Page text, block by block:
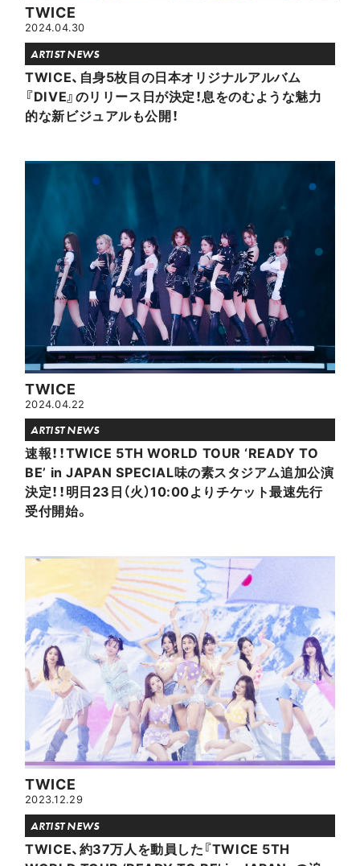
TWICE
2024.04.30
ARTIST NEWS
TWICE、自身5枚目の日本オリジナルアルバム
『DIVE』のリリース日が決定！息をのむような魅力
的な新ビジュアルも公開！
TWICE
2024.04.22
ARTIST NEWS
速報！！TWICE 5TH WORLD TOUR ‘READY TO
BE’ in JAPAN SPECIAL味の素スタジアム追加公演
決定！！明日23日（火）10:00よりチケット最速先行
受付開始。
TWICE
2023.12.29
ARTIST NEWS
TWICE、約37万人を動員した『TWICE 5TH